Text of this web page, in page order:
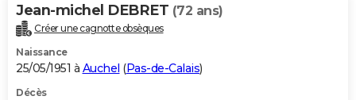
Jean-michel DEBRET (72 ans)
Créer une cagnotte obsèques
Naissance
25/05/1951 à Auchel (Pas-de-Calais)
Décès